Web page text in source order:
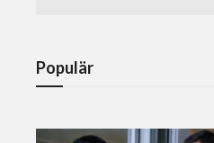
Populär